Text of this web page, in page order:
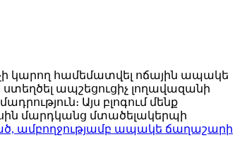
չի կարող համեմատվել ոճային ապակե
ապշեցուցիչ լողավազանի
Այս բլոգում մենք
մարդկանց մտածելակերպի
ամբողջությամբ ապակե ճաղաշարի